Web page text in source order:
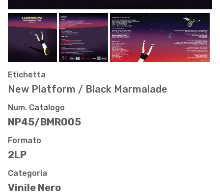
Etichetta
New Platform / Black Marmalade
Num. Catalogo
NP45/BMR005
Formato
2LP
Categoria
Vinile Nero